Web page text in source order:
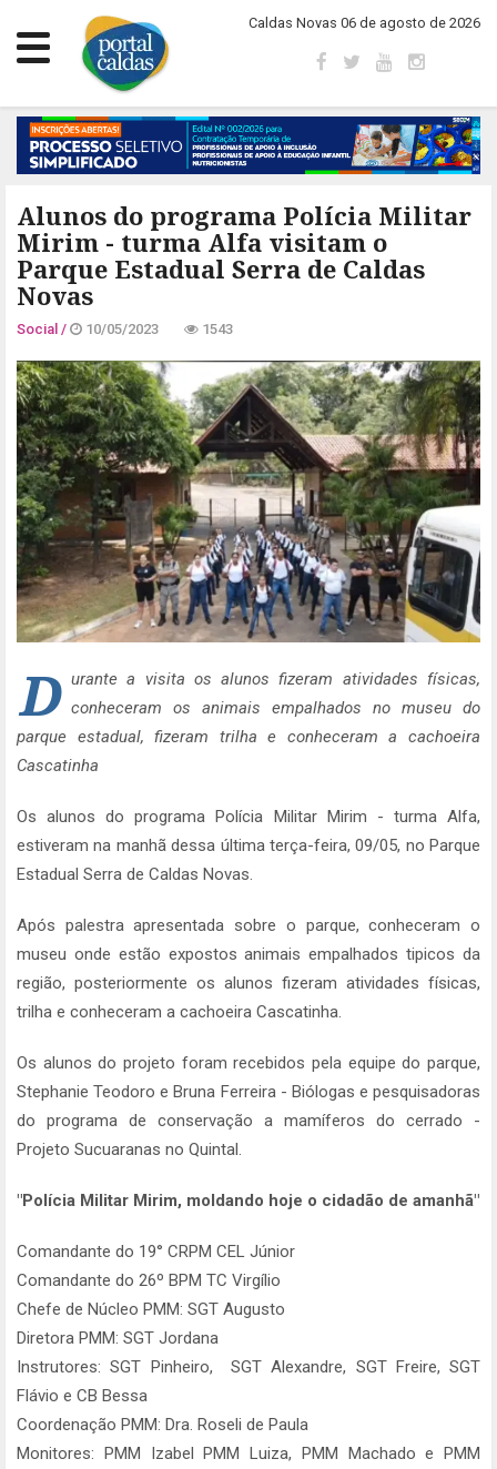
Caldas Novas 06 de agosto de 2026
Alunos do programa Polícia Militar
Mirim - turma Alfa visitam o
Parque Estadual Serra de Caldas
Novas
Social / 10/05/2023 1543
D urante a visita os alunos fizeram atividades físicas,
conheceram os animais empalhados no museu do
parque estadual, fizeram trilha e conheceram a cachoeira
Cascatinha
Os alunos do programa Polícia Militar Mirim - turma Alfa,
estiveram na manhã dessa última terça-feira, 09/05, no Parque
Estadual Serra de Caldas Novas.
Após palestra apresentada sobre o parque, conheceram o
museu onde estão expostos animais empalhados tipicos da
região, posteriormente os alunos fizeram atividades físicas,
trilha e conheceram a cachoeira Cascatinha.
Os alunos do projeto foram recebidos pela equipe do parque,
Stephanie Teodoro e Bruna Ferreira - Biólogas e pesquisadoras
do programa de conservação a mamíferos do cerrado -
Projeto Sucuaranas no Quintal.
"Polícia Militar Mirim, moldando hoje o cidadão de amanhã"
Comandante do 19° CRPM CEL Júnior
Comandante do 26º BPM TC Virgílio
Chefe de Núcleo PMM: SGT Augusto
Diretora PMM: SGT Jordana
Instrutores: SGT Pinheiro, SGT Alexandre, SGT Freire, SGT
Flávio e CB Bessa
Coordenação PMM: Dra. Roseli de Paula
Monitores: PMM Izabel PMM Luiza, PMM Machado e PMM